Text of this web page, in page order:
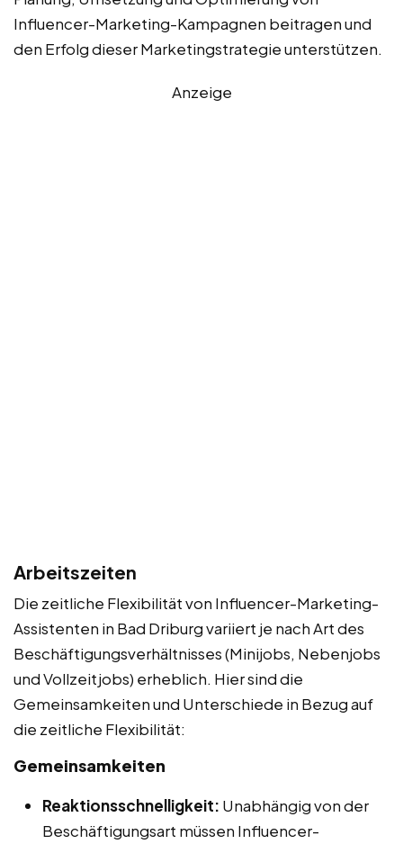
Influencer-Marketing-Kampagnen beitragen und
den Erfolg dieser Marketingstrategie unterstützen.
Anzeige
Arbeitszeiten
Die zeitliche Flexibilität von Influencer-Marketing-
Assistenten in Bad Driburg variiert je nach Art des
Beschäftigungsverhältnisses (Minijobs, Nebenjobs
und Vollzeitjobs) erheblich. Hier sind die
Gemeinsamkeiten und Unterschiede in Bezug auf
die zeitliche Flexibilität:
Gemeinsamkeiten
Reaktionsschnelligkeit: Unabhängig von der
Beschäftigungsart müssen Influencer-